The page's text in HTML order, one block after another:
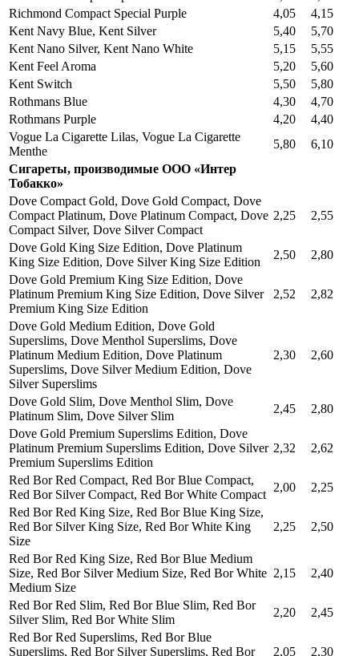
Richmond Compact Special Purple
4,05
4,15
Kent Navy Blue, Kent Silver
5,40
5,70
Kent Nano Silver, Kent Nano White
5,15
5,55
Kent Feel Aroma
5,20
5,60
Kent Switch
5,50
5,80
Rothmans Blue
4,30
4,70
Rothmans Purple
4,20
4,40
Vogue La Cigarette Lilas, Vogue La Cigarette
Menthe
5,80
6,10
Сигареты, производимые ООО «Интер
Тобакко»
Dove Compact Gold, Dove Gold Compact, Dove
Compact Platinum, Dove Platinum Compact, Dove
Compact Silver, Dove Silver Compact
2,25 2,55
Dove Gold King Size Edition, Dove Platinum
King Size Edition, Dove Silver King Size Edition
2,50
2,80
Dove Gold Premium King Size Edition, Dove
Platinum Premium King Size Edition, Dove Silver
Premium King Size Edition
2,52 2,82
Dove Gold Medium Edition, Dove Gold
Superslims, Dove Menthol Superslims, Dove
Platinum Medium Edition, Dove Platinum
Superslims, Dove Silver Medium Edition, Dove
Silver Superslims
2,30 2,60
Dove Gold Slim, Dove Menthol Slim, Dove
Platinum Slim, Dove Silver Slim
2,45
2,80
Dove Gold Premium Superslims Edition, Dove
Platinum Premium Superslims Edition, Dove Silver
Premium Superslims Edition
2,32 2,62
Red Bor Red Compact, Red Bor Blue Compact,
Red Bor Silver Compact, Red Bor White Compact
2,00
2,25
Red Bor Red King Size, Red Bor Blue King Size,
Red Bor Silver King Size, Red Bor White King
Size
2,25 2,50
Red Bor Red King Size, Red Bor Blue Medium
Size, Red Bor Silver Medium Size, Red Bor White
Medium Size
2,15 2,40
Red Bor Red Slim, Red Bor Blue Slim, Red Bor
Silver Slim, Red Bor White Slim
2,20
2,45
Red Bor Red Superslims, Red Bor Blue
Superslims, Red Bor Silver Superslims, Red Bor
2,05 2,30